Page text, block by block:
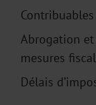
Abrogation et
mesures
Délais